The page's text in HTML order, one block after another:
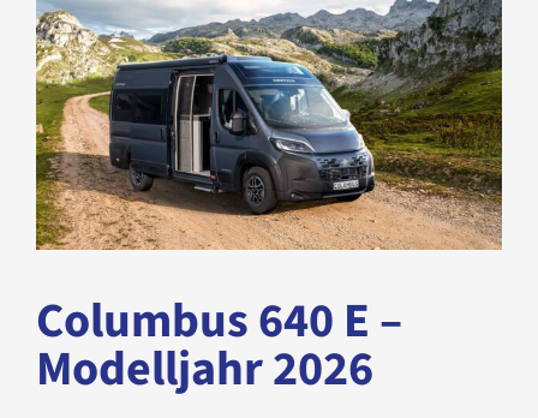
Columbus 640 E –
Modelljahr 2026